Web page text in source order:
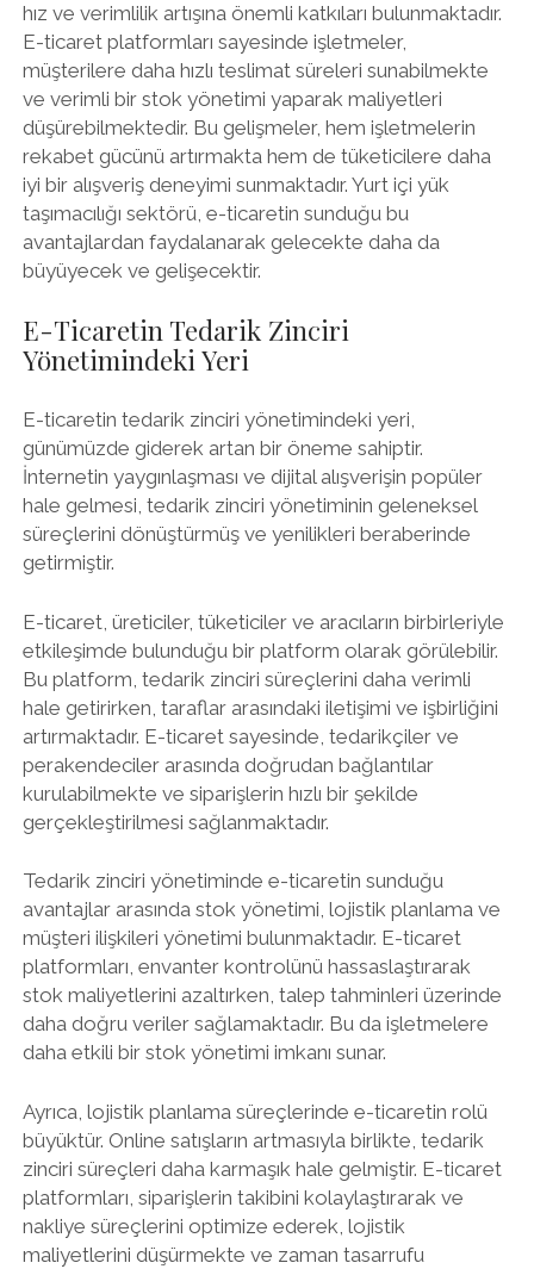
hız ve verimlilik artışına önemli katkıları bulunmaktadır.
E-ticaret platformları sayesinde işletmeler,
müşterilere daha hızlı teslimat süreleri sunabilmekte
ve verimli bir stok yönetimi yaparak maliyetleri
düşürebilmektedir. Bu gelişmeler, hem işletmelerin
rekabet gücünü artırmakta hem de tüketicilere daha
iyi bir alışveriş deneyimi sunmaktadır. Yurt içi yük
taşımacılığı sektörü, e-ticaretin sunduğu bu
avantajlardan faydalanarak gelecekte daha da
büyüyecek ve gelişecektir.
E-Ticaretin Tedarik Zinciri
Yönetimindeki Yeri
E-ticaretin tedarik zinciri yönetimindeki yeri,
günümüzde giderek artan bir öneme sahiptir.
İnternetin yaygınlaşması ve dijital alışverişin popüler
hale gelmesi, tedarik zinciri yönetiminin geleneksel
süreçlerini dönüştürmüş ve yenilikleri beraberinde
getirmiştir.
E-ticaret, üreticiler, tüketiciler ve aracıların birbirleriyle
etkileşimde bulunduğu bir platform olarak görülebilir.
Bu platform, tedarik zinciri süreçlerini daha verimli
hale getirirken, taraflar arasındaki iletişimi ve işbirliğini
artırmaktadır. E-ticaret sayesinde, tedarikçiler ve
perakendeciler arasında doğrudan bağlantılar
kurulabilmekte ve siparişlerin hızlı bir şekilde
gerçekleştirilmesi sağlanmaktadır.
Tedarik zinciri yönetiminde e-ticaretin sunduğu
avantajlar arasında stok yönetimi, lojistik planlama ve
müşteri ilişkileri yönetimi bulunmaktadır. E-ticaret
platformları, envanter kontrolünü hassaslaştırarak
stok maliyetlerini azaltırken, talep tahminleri üzerinde
daha doğru veriler sağlamaktadır. Bu da işletmelere
daha etkili bir stok yönetimi imkanı sunar.
Ayrıca, lojistik planlama süreçlerinde e-ticaretin rolü
büyüktür. Online satışların artmasıyla birlikte, tedarik
zinciri süreçleri daha karmaşık hale gelmiştir. E-ticaret
platformları, siparişlerin takibini kolaylaştırarak ve
nakliye süreçlerini optimize ederek, lojistik
maliyetlerini düşürmekte ve zaman tasarrufu